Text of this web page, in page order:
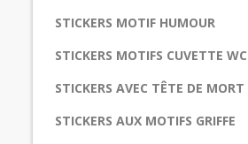
STICKERS MOTIF HUMOUR
STICKERS MOTIFS CUVETTE WC
STICKERS AVEC TÊTE DE MORT
STICKERS AUX MOTIFS GRIFFE